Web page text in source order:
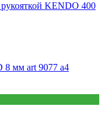
KENDO 400